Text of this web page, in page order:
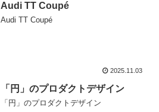
Audi TT Coupé
Audi TT Coupé
2025.11.03
「円」のプロダクトデザイン
「円」のプロダクトデザイン